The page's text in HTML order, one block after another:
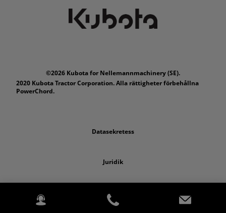
©2026 Kubota for Nellemannmachinery (SE).
2020 Kubota Tractor Corporation. Alla rättigheter förbehållna
PowerChord.
Datasekretess
Juridik